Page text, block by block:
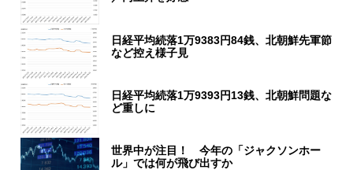
日経平均続落1万9383円84銭、北朝鮮先軍節
など控え様子見
日経平均続落1万9393円13銭、北朝鮮問題な
ど重しに
世界中が注目！ 今年の「ジャクソンホー
ル」では何が飛び出すか